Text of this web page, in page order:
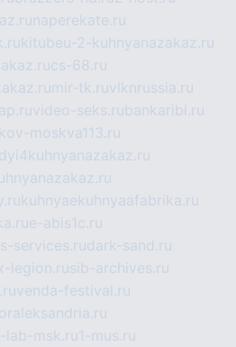
naperekate.ru
kitubeu-2-kuhnyanazakaz.ru
cs-68.ru
mir-tk.ruvlknrussia.ru
video-seks.rubankaribi.ru
moskva113.ru
kuhnyaekuhnyaafabrika.ru
e-abis1c.ru
services.rudark-sand.ru
legion.rusib-archives.ru
venda-festival.ru
lab-msk.ru1-mus.ru